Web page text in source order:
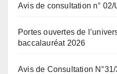
Avis de consultation n°
Portes ouvertes de
baccalauréat 2026
Avis de Consultation